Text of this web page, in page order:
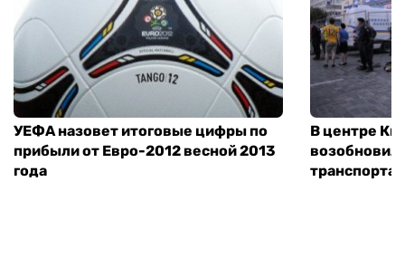
УЕФА назовет итоговые цифры по
прибыли от Евро-2012 весной 2013
года
В центре
транспорта